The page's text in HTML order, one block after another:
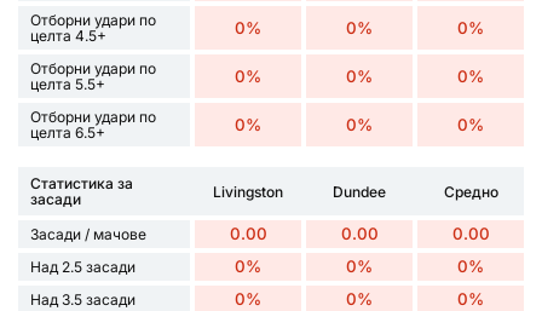
Отборни удари по
целта 4.5+
0% 0% 0%
Отборни удари по
целта 5.5+
0% 0% 0%
Отборни удари по
целта 6.5+
0% 0% 0%
Статистика за
засади
Livingston Dundee Средно
Засади / мачове 0.00 0.00 0.00
Над 2.5 засади 0% 0% 0%
Над 3.5 засади 0% 0% 0%